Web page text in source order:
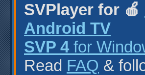
SVPlayer for 🍎
Android TV
SVP 4 for
Read FAQ &